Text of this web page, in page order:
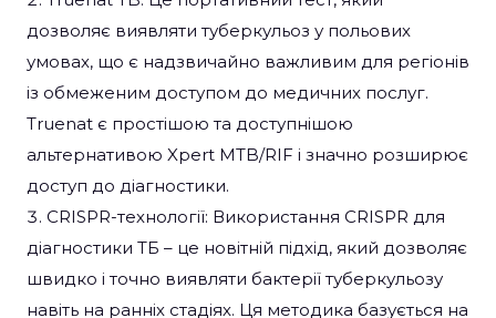
дозволяє виявляти туберкульоз у польових
умовах, що є надзвичайно важливим для регіонів
із обмеженим доступом до медичних послуг.
Truenat є простішою та доступнішою
альтернативою Xpert MTB/RIF і значно розширює
доступ до діагностики.
CRISPR-технології: Використання CRISPR для
діагностики ТБ – це новітній підхід, який дозволяє
швидко і точно виявляти бактерії туберкульозу
навіть на ранніх стадіях. Ця методика базується на